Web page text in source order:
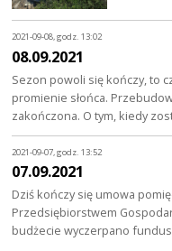
2021-09-08, godz. 13:02
08.09.2021
Sezon powoli się kończy, to
promienie słońca.
zakończona. O tym, kiedy
2021-09-07, godz. 13:52
07.09.2021
Dziś kończy się umowa
Przedsiębiorstwem
budżecie wyczerpano